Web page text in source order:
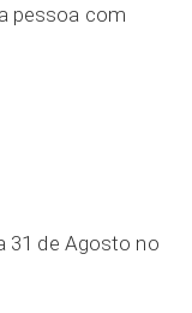
pessoa com
31 de Agosto no